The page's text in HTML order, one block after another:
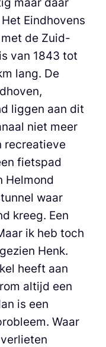
Eindhovens
de Zuid-
van 1843 tot
lang. De
liggen aan dit
niet meer
recreatieve
fietspad
Helmond
waar
kreeg. Een
ik heb toch
Henk.
heeft aan
altijd een
is een
Waar